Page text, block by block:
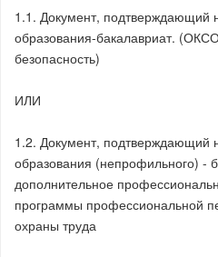
1.1. Документ, подтверждающий
образования-бакалавриат.
безопасность)
ИЛИ
1.2. Документ, подтверждающий
образования (непрофильного) -
дополнительное
программы профессиональной
охраны труда